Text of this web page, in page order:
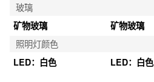
玻璃
矿物玻璃
矿物玻璃
照明灯颜色
LED：白色
LED：白色